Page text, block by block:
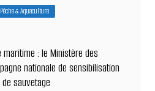
Pêche & Aquaculture
maritime : le Ministère des
nationale de sensibilisation
sauvetage